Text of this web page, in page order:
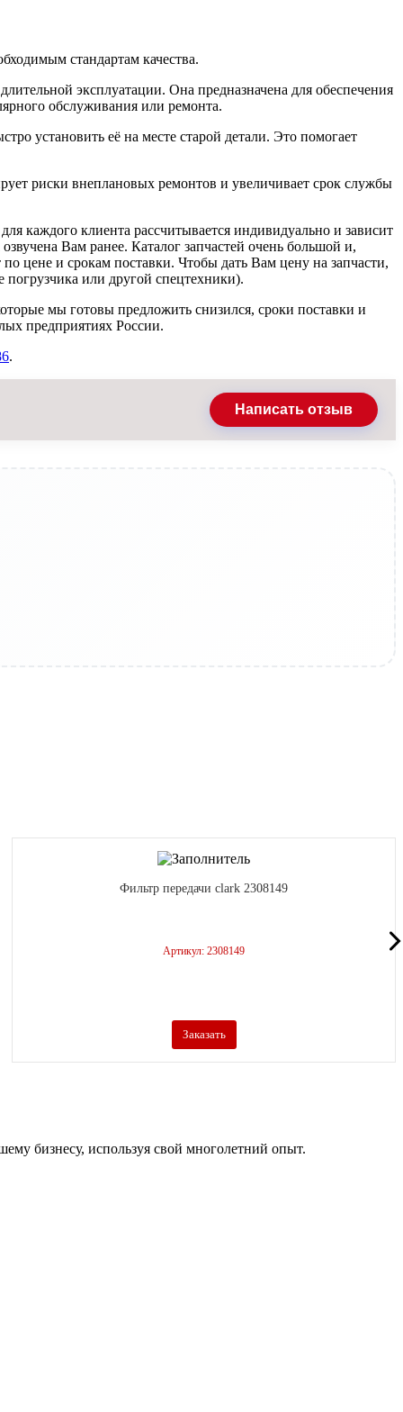
стандартам качества.
эксплуатации. Она предназначена для обеспечения
обслуживания или ремонта.
установить её на месте старой детали. Это помогает
риски внеплановых ремонтов и увеличивает срок службы
каждого клиента рассчитывается индивидуально и зависит
Вам ранее. Каталог запчастей очень большой и,
цене и срокам поставки. Чтобы дать Вам цену на запчасти,
или другой спецтехники).
мы готовы предложить снизился, сроки поставки и
предприятиях России.
.
Написать отзыв
Фильтр передачи clark 2308149
Артикул: 2308149
Заказать
бизнесу, используя свой многолетний опыт.